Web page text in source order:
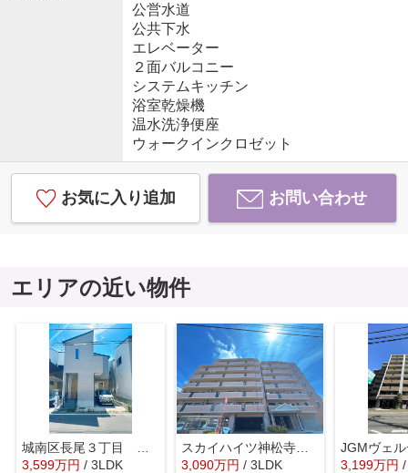
公営水道
公共下水
エレベーター
２面バルコニー
システムキッチン
浴室乾燥機
温水洗浄便座
ウォークインクロゼット
お気に入り追加 お問い合わせ
エリアの近い物件
3,599万円 / 3LDK
スカイハイツ神松寺☆仲介手数料無料☆
3,090万円 / 3LDK 3,199万円